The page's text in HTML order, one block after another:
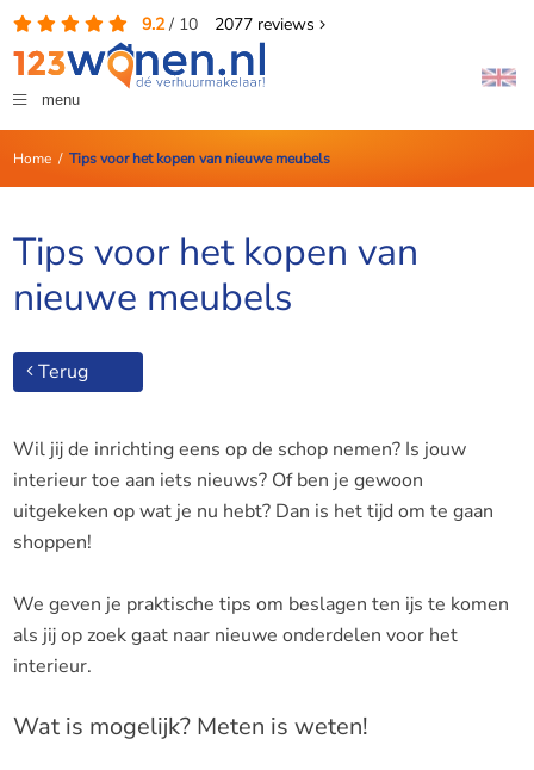
9.2/ 10 2077reviews
menu
Home/ Tips voor het kopen van nieuwe meubels
Tips voor het kopen van
nieuwe meubels
Terug
Wil jij de inrichting eens op de schop nemen? Is jouw
interieur toe aan iets nieuws? Of ben je gewoon
uitgekeken op wat je nu hebt? Dan is het tijd om te gaan
shoppen!
We geven je praktische tips om beslagen ten ijs te komen
als jij op zoek gaat naar nieuwe onderdelen voor het
interieur.
Wat is mogelijk? Meten is weten!